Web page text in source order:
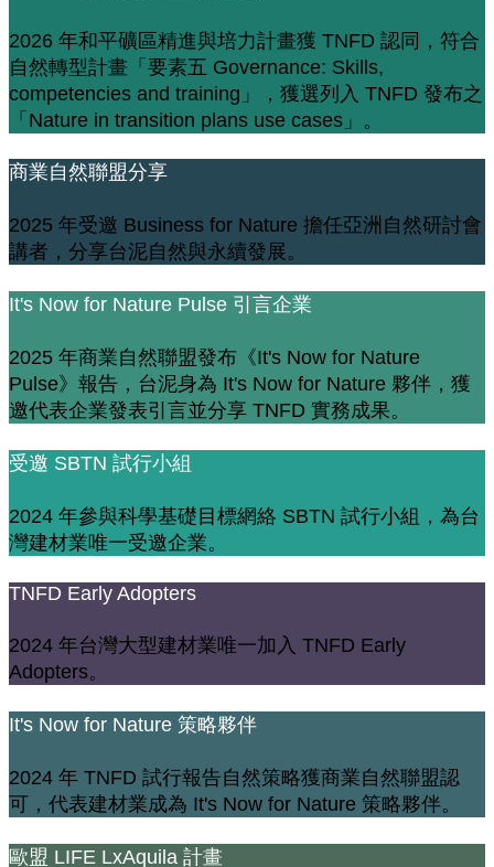
2026 年和平礦區精進與培力計畫獲 TNFD 認同，符合
自然轉型計畫「要素五 Governance: Skills,
competencies and training」，獲選列入 TNFD 發布之
「Nature in transition plans use cases」。
商業自然聯盟分享
2025 年受邀 Business for Nature 擔任亞洲自然研討會
講者，分享台泥自然與永續發展。
It's Now for Nature Pulse 引言企業
2025 年商業自然聯盟發布《It's Now for Nature
Pulse》報告，台泥身為 It's Now for Nature 夥伴，獲
邀代表企業發表引言並分享 TNFD 實務成果。
受邀 SBTN 試行小組
2024 年參與科學基礎目標網絡 SBTN 試行小組，為台
灣建材業唯一受邀企業。
TNFD Early Adopters
2024 年台灣大型建材業唯一加入 TNFD Early
Adopters。
It's Now for Nature 策略夥伴
2024 年 TNFD 試行報告自然策略獲商業自然聯盟認
可，代表建材業成為 It's Now for Nature 策略夥伴。
歐盟 LIFE LxAquila 計畫